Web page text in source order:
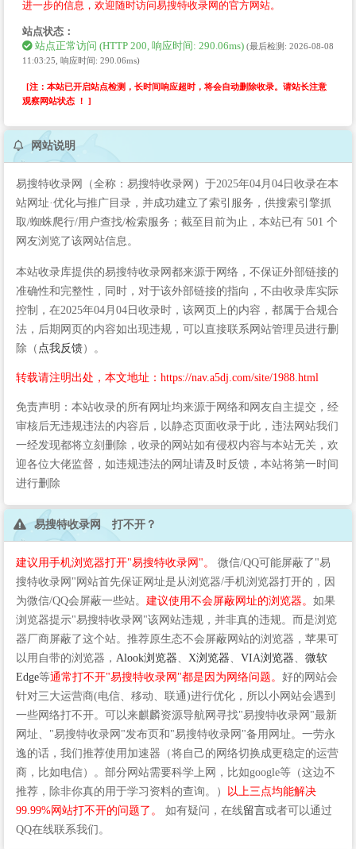
进一步的信息，欢迎随时访问易搜特收录网的官方网站。
站点状态：
站点正常访问 (HTTP 200, 响应时间: 290.06ms) (最后检测: 2026-08-08
11:03:25, 响应时间: 290.06ms)
[注：本站已开启站点检测，长时间响应超时，将会自动删除收录。请站长注意
观察网站状态 ！ ]
网站说明
易搜特收录网（全称：易搜特收录网）于2025年04月04日收录在本
站网址·优化与推广目录，并成功建立了索引服务，供搜索引擎抓
取/蜘蛛爬行/用户查找/检索服务；截至目前为止，本站已有 501 个
网友浏览了该网站信息。
本站收录库提供的易搜特收录网都来源于网络，不保证外部链接的
准确性和完整性，同时，对于该外部链接的指向，不由收录库实际
控制，在2025年04月04日收录时，该网页上的内容，都属于合规合
法，后期网页的内容如出现违规，可以直接联系网站管理员进行删
除（ 点我反馈）。
转载请注明出处，本文地址：https://nav.a5dj.com/site/1988.html
免责声明：本站收录的所有网址均来源于网络和网友自主提交，经
审核后无违规违法的内容后，以静态页面收录于此，违法网站我们
一经发现都将立刻删除，收录的网站如有侵权内容与本站无关，欢
迎各位大佬监督，如违规违法的网址请及时反馈，本站将第一时间
进行删除
易搜特收录网 打不开？
建议用手机浏览器打开"易搜特收录网"。
微信/QQ可能屏蔽了"易
搜特收录网"网站首先保证网址是从浏览器/手机浏览器打开的，因
为微信/QQ会屏蔽一些站。 建议使用不会屏蔽网址的浏览器。 如果
浏览器提示"易搜特收录网"该网站违规，并非真的违规。而是浏览
器厂商屏蔽了这个站。推荐原生态不会屏蔽网站的浏览器，苹果可
以用自带的浏览器， Alook浏览器 X浏览器 VIA浏览器
微软
Edge等通常打不开"易搜特收录网"都是因为网络问题。 好的网站会
针对三大运营商(电信、移动、联通)进行优化，所以小网站会遇到
一些网络打不开。可以来麒麟资源导航网寻找"易搜特收录网"最新
网址、"易搜特收录网"发布页和"易搜特收录网"备用网址。一劳永
逸的话，我们推荐使用加速器（将自己的网络切换成更稳定的运营
商，比如电信）。部分网站需要科学上网，比如google等（这边不
推荐，除非你真的用于学习资料的查询。）
以上三点均能解决
99.99%网站打不开的问题了。
如有疑问，在线留言或者可以通过
QQ在线联系我们。